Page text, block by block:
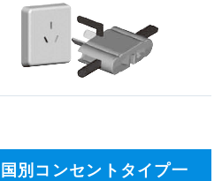
別コンセントタイプ一